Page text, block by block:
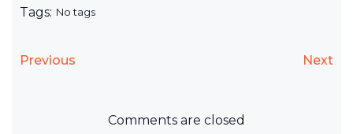
Tags: No tags
Previous Next
Comments are closed